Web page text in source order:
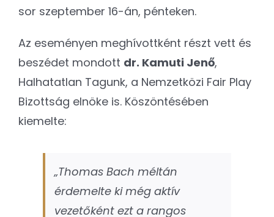
sor szeptember 16-án, pénteken.
Az eseményen meghívottként részt vett és
beszédet mondott dr. Kamuti Jenő,
Halhatatlan Tagunk, a Nemzetközi Fair Play
Bizottság elnöke is. Köszöntésében
kiemelte:
„Thomas Bach méltán
érdemelte ki még aktív
vezetőként ezt a rangos